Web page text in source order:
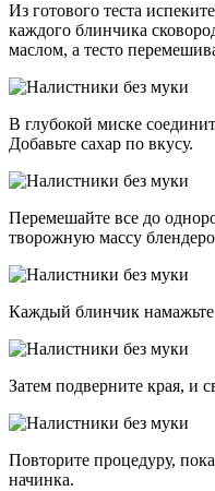
Из готового теста
каждого блинчика
маслом, а тесто
В глубокой миске
Добавьте сахар по вкусу.
Перемешайте все до
творожную массу
Каждый блинчик
Затем подверните края, и
Повторите процедуру,
начинка.